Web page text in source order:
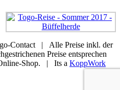
Contact | Alle Preise inkl. der
Preise entsprechen
Shop. | Its a KoppWork